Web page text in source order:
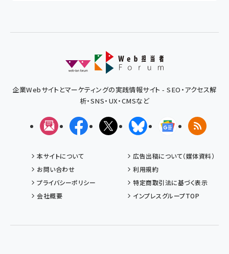
企業Webサイトとマーケティングの実践情報サイト - SEO・アクセス解
析・SNS・UX・CMSなど
メルマガFacebookX(エックス)BlueskyGoogleニュ
RSS
本サイトについて
広告出稿について（媒体資料）
お問い合わせ
利用規約
プライバシーポリシー
特定商取引法に基づく表示
会社概要
インプレスグループTOP